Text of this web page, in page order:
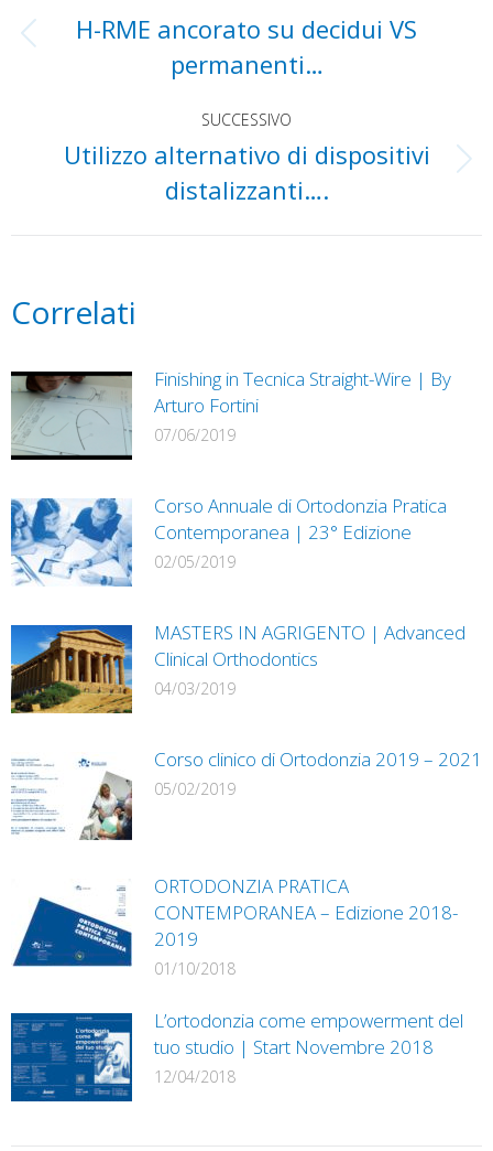
tra
post
Post
precedente:
H-RME ancorato su decidui VS
permanenti…
SUCCESSIVO
Prossimo
post:
Utilizzo alternativo di dispositivi
distalizzanti….
Correlati
Finishing in Tecnica Straight-Wire | By
Arturo Fortini
07/06/2019
Corso Annuale di Ortodonzia Pratica
Contemporanea | 23° Edizione
02/05/2019
MASTERS IN AGRIGENTO | Advanced
Clinical Orthodontics
04/03/2019
Corso clinico di Ortodonzia 2019 – 2021
05/02/2019
ORTODONZIA PRATICA
CONTEMPORANEA – Edizione 2018-
2019
01/10/2018
L’ortodonzia come empowerment del
tuo studio | Start Novembre 2018
12/04/2018